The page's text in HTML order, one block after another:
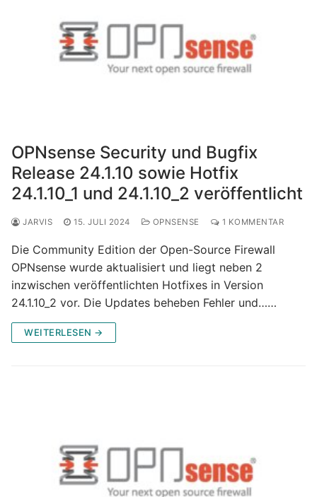
OPNsense Security und Bugfix
Release 24.1.10 sowie Hotfix
24.1.10_1 und 24.1.10_2 veröffentlicht
JARVIS 15. JULI 2024 OPNSENSE 1 KOMMENTAR
Die Community Edition der Open-Source Firewall
OPNsense wurde aktualisiert und liegt neben 2
inzwischen veröffentlichten Hotfixes in Version
24.1.10_2 vor. Die Updates beheben Fehler und……
WEITERLESEN →